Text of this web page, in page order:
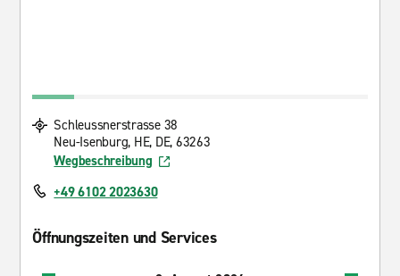
Schleussnerstrasse 38
Neu-Isenburg, HE, DE, 63263
Wegbeschreibung
+49 6102 2023630
Öffnungszeiten und Services